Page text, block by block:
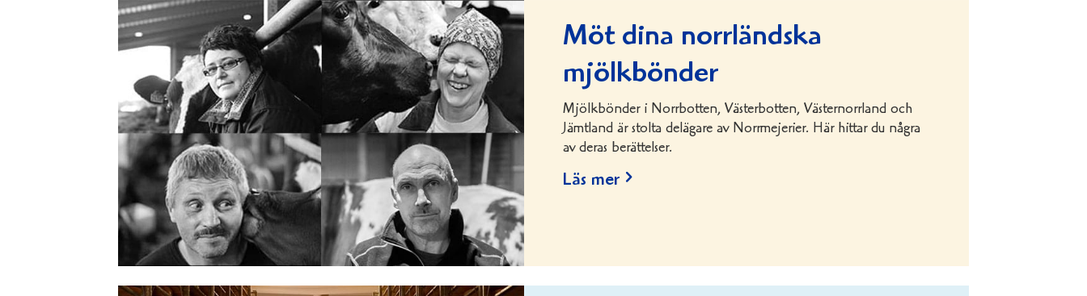
Möt dina norrländska
mjölkbönder
Mjölkbönder i Norrbotten, Västerbotten, Västernorrland och
Jämtland är stolta delägare av Norrmejerier. Här hittar du några
av deras berättelser.
Läs mer